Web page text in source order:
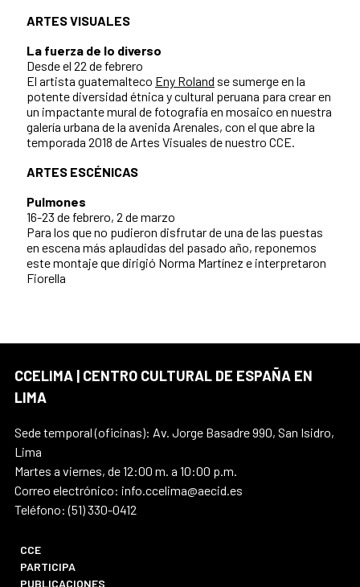
ARTES VISUALES
La fuerza de lo diverso
Desde el 22 de febrero
El artista guatemalteco Eny Roland se sumerge en la
potente diversidad étnica y cultural peruana para crear en
un impactante mural de fotografía en mosaico en nuestra
galería urbana de la avenida Arenales, con el que abre la
temporada 2018 de Artes Visuales de nuestro CCE.
ARTES ESCÉNICAS
Pulmones
16-23 de febrero, 2 de marzo
Para los que no pudieron disfrutar de una de las puestas
en escena más aplaudidas del pasado año, reponemos
este montaje que dirigió Norma Martínez e interpretaron
Fiorella
CCELIMA | CENTRO CULTURAL DE ESPAÑA EN
LIMA
Sede temporal (oficinas): Av. Jorge Basadre 990, San Isidro,
Lima
Martes a viernes, de 12:00 m. a 10:00 p.m.
Correo electrónico: info.ccelima@aecid.es
Teléfono: (51) 330-0412
CCE
PARTICIPA
PUBLICACIONES